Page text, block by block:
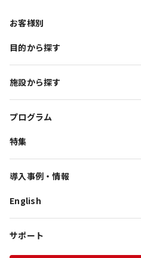
お客様別
旅行会社の方
企業・各種団体の方
自治体・行政の方
目的から探す
研修・チームビルディング
インセンティブ・ご招待
高付加価値観光
貸切・イベント会場利用
教育旅行
施設から探す
オーシャンテラス
青海波
HELLO KITTY SMILE
HELLO KITTY SHOW BOX
プログラム
団体体験プログラム
団体研修プログラム
団体貸切プログラム
団体食事プログラム
団体教育プログラム
特集
チームビルディング特集
インセンティブ旅行特集
導入事例・情報
旅行会社向け事例
企業・団体向け事例
English
サポート